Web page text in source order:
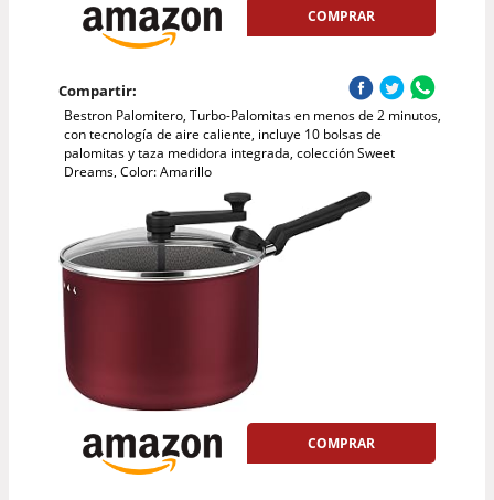
COMPRAR
Compartir:
Bestron Palomitero, Turbo-Palomitas en menos de 2 minutos,
con tecnología de aire caliente, incluye 10 bolsas de
palomitas y taza medidora integrada, colección Sweet
Dreams, Color: Amarillo
COMPRAR